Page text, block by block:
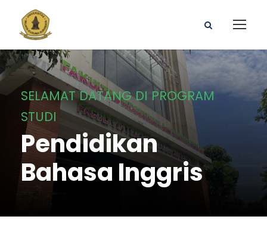
SELAMAT DATANG DI PROGRAM
STUDI
Pendidikan
Bahasa Inggris